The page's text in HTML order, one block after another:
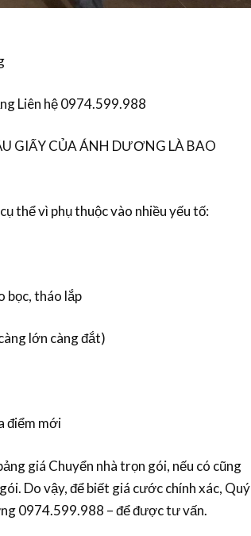
Liên hệ 0974.599.988
GIẤY CỦA ÁNH DƯƠNG LÀ BAO
thể vì phụ thuộc vào nhiều yếu tố:
bọc, tháo lắp
lớn càng đắt)
điểm mới
giá Chuyển nhà trọn gói, nếu có cũng
Do vậy, để biết giá cước chính xác, Quý
0974.599.988 – để được tư vấn.